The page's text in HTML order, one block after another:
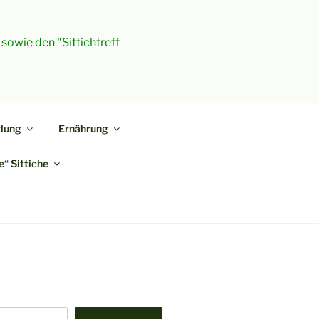
sowie den "Sittichtreff
Ernährung
Sittiche